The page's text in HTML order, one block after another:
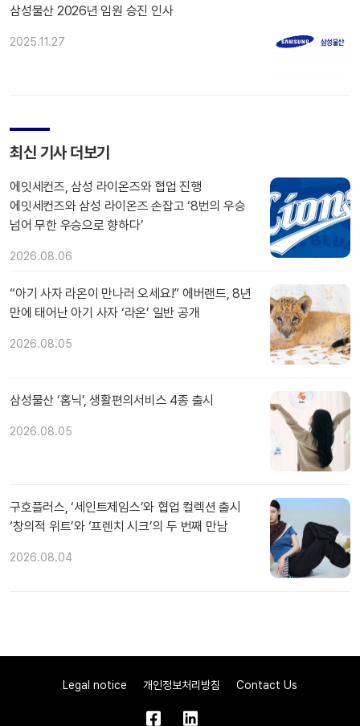
삼성물산 2026년 임원 승진 인사
2025.11.27
최신 기사 더보기
에잇세컨즈, 삼성 라이온즈와 협업 진행
에잇세컨즈와 삼성 라이온즈 손잡고 ‘8번의 우승
넘어 무한 우승으로 향하다’
2026.08.06
“아기 사자 라온이 만나러 오세요!” 에버랜드, 8년
만에 태어난 아기 사자 ‘라온’ 일반 공개
2026.08.05
삼성물산 ‘홈닉’, 생활편의서비스 4종 출시
2026.08.05
구호플러스, ‘세인트제임스’와 협업 컬렉션 출시
‘창의적 위트’와 ‘프렌치 시크’의 두 번째 만남
2026.08.04
Legal notice 개인정보처리방침 Contact Us